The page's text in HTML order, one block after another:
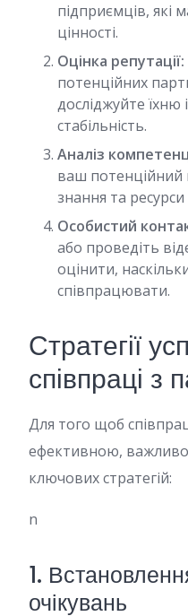
підприємців, які
цінності.
Оцінка репутації:
потенційних
досліджуйте їхню
стабільність.
Аналіз
ваш потенційний
знання та ресурси
Особистий
або проведіть
оцінити,
співпрацювати.
Стратегії
співпраці з
Для того щоб
ефективною, важливо
ключових стратегій:
n
1.
очікувань